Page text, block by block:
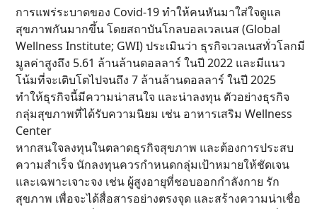
การแพร่ระบาดของ Covid-19 ทำให้คนหันมาใส่ใจดูแล
สุขภาพกันมากขึ้น โดยสถาบันโกลบอลเวลเนส (Global
Wellness Institute; GWI) ประเมินว่า ธุรกิจเวลเนสทั่วโลกมี
มูลค่าสูงถึง 5.61 ล้านล้านดอลลาร์ ในปี 2022 และมีแนว
โน้มที่จะเติบโตไปจนถึง 7 ล้านล้านดอลลาร์ ในปี 2025
ทำให้ธุรกิจนี้มีความน่าสนใจ และน่าลงทุน ตัวอย่างธุรกิจ
กลุ่มสุขภาพที่ได้รับความนิยม เช่น อาหารเสริม Wellness
Center
หากสนใจลงทุนในตลาดธุรกิจสุขภาพ และต้องการประสบ
ความสำเร็จ นักลงทุนควรกำหนดกลุ่มเป้าหมายให้ชัดเจน
และเฉพาะเจาะจง เช่น ผู้สูงอายุที่ชอบออกกำลังกาย รัก
สุขภาพ เพื่อจะได้สื่อสารอย่างตรงจุด และสร้างความน่าเชื่อ